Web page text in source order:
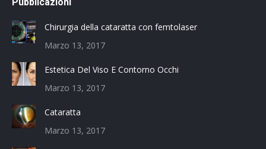
Chirurgia della cataratta con femtolaser
Marzo 13, 2017
Estetica Del Viso E Contorno Occhi
Marzo 13, 2017
Cataratta
Marzo 13, 2017